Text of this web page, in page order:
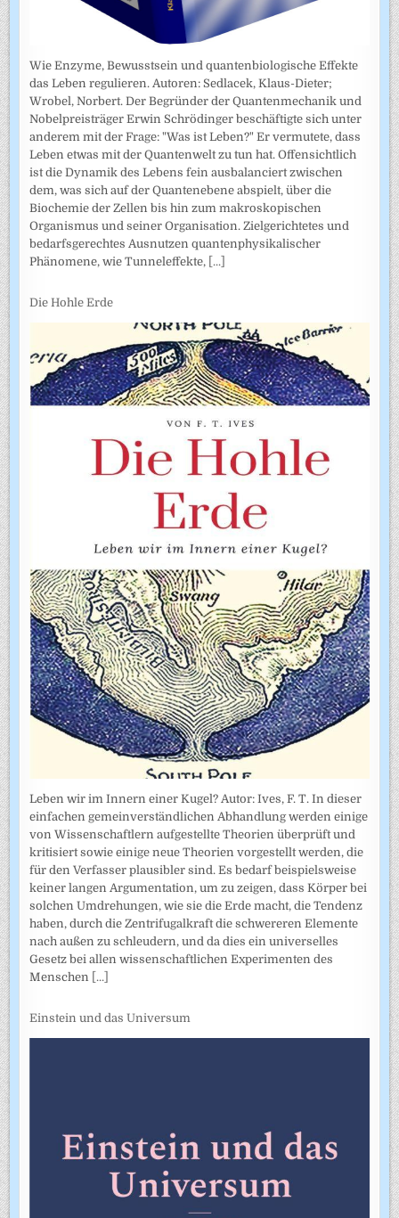
Wie Enzyme, Bewusstsein und quantenbiologische Effekte
das Leben regulieren. Autoren: Sedlacek, Klaus-Dieter;
Wrobel, Norbert. Der Begründer der Quantenmechanik und
Nobelpreisträger Erwin Schrödinger beschäftigte sich unter
anderem mit der Frage: "Was ist Leben?" Er vermutete, dass
Leben etwas mit der Quantenwelt zu tun hat. Offensichtlich
ist die Dynamik des Lebens fein ausbalanciert zwischen
dem, was sich auf der Quantenebene abspielt, über die
Biochemie der Zellen bis hin zum makroskopischen
Organismus und seiner Organisation. Zielgerichtetes und
bedarfsgerechtes Ausnutzen quantenphysikalischer
Phänomene, wie Tunneleffekte, [...]
Die Hohle Erde
Leben wir im Innern einer Kugel? Autor: Ives, F. T. In dieser
einfachen gemeinverständlichen Abhandlung werden einige
von Wissenschaftlern aufgestellte Theorien überprüft und
kritisiert sowie einige neue Theorien vorgestellt werden, die
für den Verfasser plausibler sind. Es bedarf beispielsweise
keiner langen Argumentation, um zu zeigen, dass Körper bei
solchen Umdrehungen, wie sie die Erde macht, die Tendenz
haben, durch die Zentrifugalkraft die schwereren Elemente
nach außen zu schleudern, und da dies ein universelles
Gesetz bei allen wissenschaftlichen Experimenten des
Menschen [...]
Einstein und das Universum